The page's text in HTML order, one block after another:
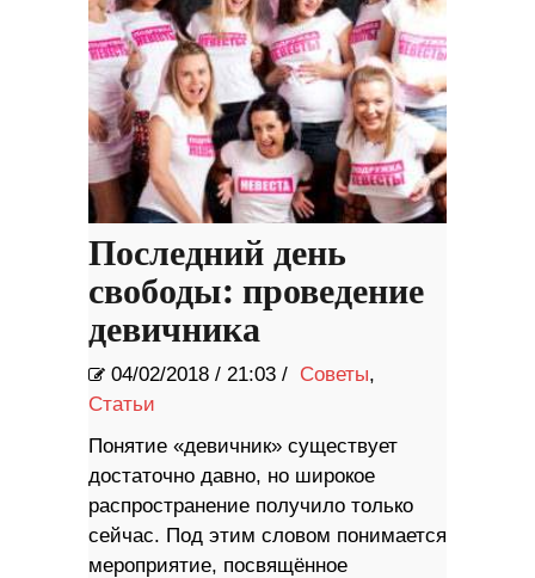
Последний день
свободы: проведение
девичника
04/02/2018 / 21:03 / Советы,
Статьи
Понятие «девичник» существует
достаточно давно, но широкое
распространение получило только
сейчас. Под этим словом понимается
мероприятие, посвящённое